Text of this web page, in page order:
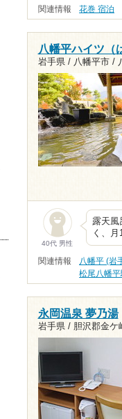
関連情報 花巻 宿泊
八幡平ハイツ（
岩手県 / 八幡平市 /
40代 男性
露天風
く、
関連情報 八幡平 (岩
松尾八幡平
永岡温泉 夢乃湯
岩手県 / 胆沢郡金ケ